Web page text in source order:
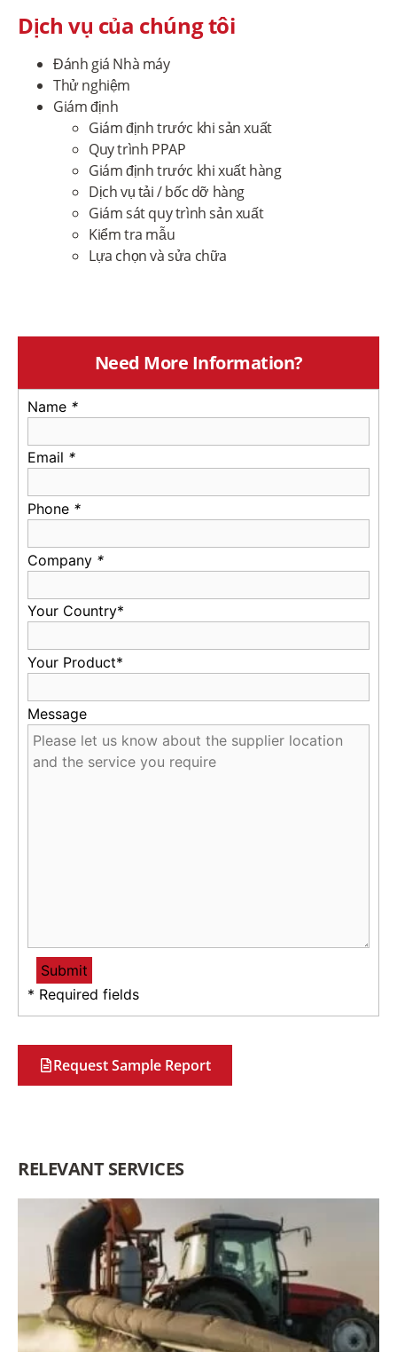
Dịch vụ của chúng tôi
Đánh giá Nhà máy
Thử nghiệm
Giám định
Giám định trước khi sản xuất
Quy trình PPAP
Giám định trước khi xuất hàng
Dịch vụ tải / bốc dỡ hàng
Giám sát quy trình sản xuất
Kiểm tra mẫu
Lựa chọn và sửa chữa
Need More Information?
Name *
Email *
Phone *
Company *
Your Country*
Your Product*
Message
* Required fields
Request Sample Report
RELEVANT SERVICES